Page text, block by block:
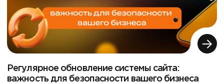
Регулярное обновление системы сайта:
важность для безопасности вашего бизнеса